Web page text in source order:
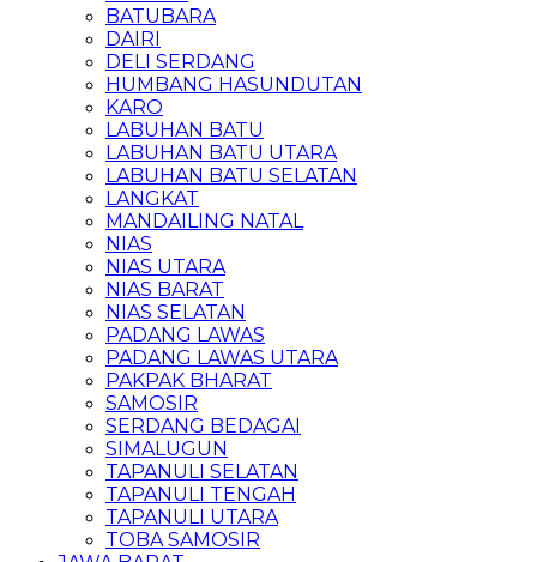
BATUBARA
DAIRI
DELI SERDANG
HUMBANG HASUNDUTAN
KARO
LABUHAN BATU
LABUHAN BATU UTARA
LABUHAN BATU SELATAN
LANGKAT
MANDAILING NATAL
NIAS
NIAS UTARA
NIAS BARAT
NIAS SELATAN
PADANG LAWAS
PADANG LAWAS UTARA
PAKPAK BHARAT
SAMOSIR
SERDANG BEDAGAI
SIMALUGUN
TAPANULI SELATAN
TAPANULI TENGAH
TAPANULI UTARA
TOBA SAMOSIR